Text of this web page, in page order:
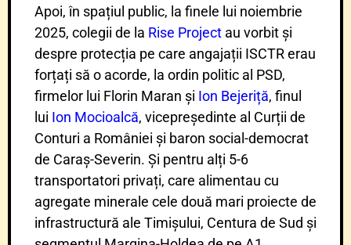
Apoi, în spațiul public, la finele lui noiembrie
2025, colegii de la Rise Project au vorbit și
despre protecția pe care angajații ISCTR erau
forțați să o acorde, la ordin politic al PSD,
firmelor lui Florin Maran și Ion Bejeriță, finul
lui Ion Mocioalcă, vicepreședinte al Curții de
Conturi a României și baron social-democrat
de Caraș-Severin. Și pentru alți 5-6
transportatori privați, care alimentau cu
agregate minerale cele două mari proiecte de
infrastructură ale Timișului, Centura de Sud și